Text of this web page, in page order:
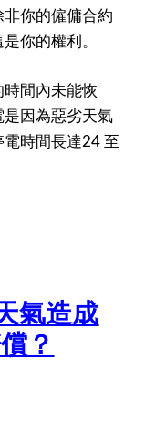
你的僱傭合約
你的權利。
間內未能恢
因為惡劣天氣
時間長達24 至
氣造成
？